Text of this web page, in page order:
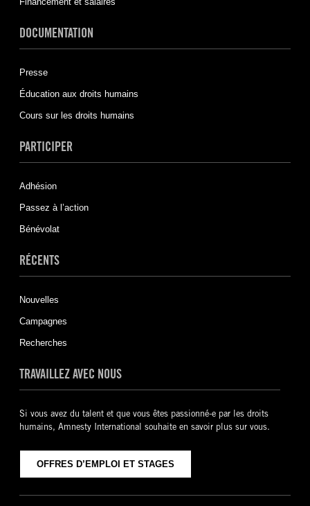
DOCUMENTATION
Presse
Éducation aux droits humains
Cours sur les droits humains
PARTICIPER
Adhésion
Passez à l’action
Bénévolat
RÉCENTS
Nouvelles
Campagnes
Recherches
TRAVAILLEZ AVEC NOUS
Si vous avez du talent et que vous êtes passionné-e par les droits
humains, Amnesty International souhaite en savoir plus sur vous.
OFFRES D’EMPLOI ET STAGES